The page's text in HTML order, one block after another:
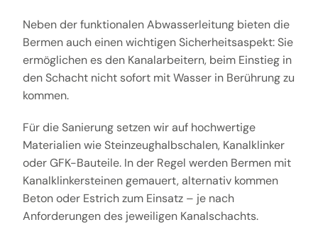
Neben der funktionalen Abwasserleitung bieten die
Bermen auch einen wichtigen Sicherheitsaspekt: Sie
ermöglichen es den Kanalarbeitern, beim Einstieg in
den Schacht nicht sofort mit Wasser in Berührung zu
kommen.
Für die Sanierung setzen wir auf hochwertige
Materialien wie Steinzeughalbschalen, Kanalklinker
oder GFK-Bauteile. In der Regel werden Bermen mit
Kanalklinkersteinen gemauert, alternativ kommen
Beton oder Estrich zum Einsatz – je nach
Anforderungen des jeweiligen Kanalschachts.